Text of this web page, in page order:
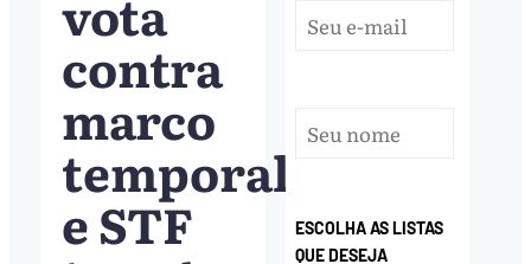
contra
marco
temporal
e STF
ESCOLHA AS LISTAS
QUE DESEJA